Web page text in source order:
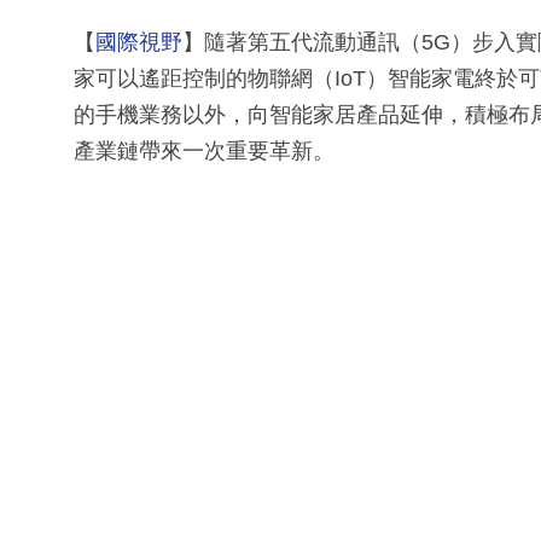
【 國際視野 】隨著第五代流動通訊（5G）步入
家可以遙距控制的物聯網（IoT）智能家電終於
的手機業務以外，向智能家居產品延伸，積極
產業鏈帶來一次重要革新。